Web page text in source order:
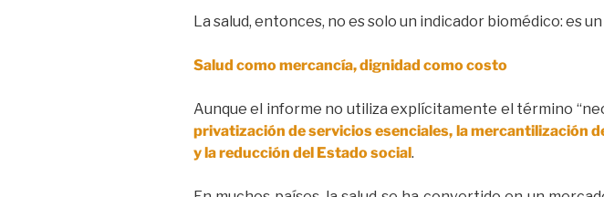
La salud, entonces, no es solo un indicador biomédico: es
Salud como mercancía, dignidad como costo
Aunque el informe no utiliza explícitamente el término
privatización de servicios esenciales, la mercantilización
y la reducción del Estado social.